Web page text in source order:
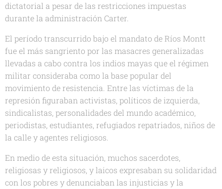
dictatorial a pesar de las restricciones impuestas
durante la administración Carter.
El período transcurrido bajo el mandato de Ríos Montt
fue el más sangriento por las masacres generalizadas
llevadas a cabo contra los indios mayas que el régimen
militar consideraba como la base popular del
movimiento de resistencia. Entre las víctimas de la
represión figuraban activistas, políticos de izquierda,
sindicalistas, personalidades del mundo académico,
periodistas, estudiantes, refugiados repatriados, niños de
la calle y agentes religiosos.
En medio de esta situación, muchos sacerdotes,
religiosas y religiosos, y laicos expresaban su solidaridad
con los pobres y denunciaban las injusticias y la